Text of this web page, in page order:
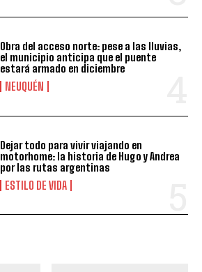
Obra del acceso norte: pese a las lluvias,
el municipio anticipa que el puente
estará armado en diciembre
NEUQUÉN
Dejar todo para vivir viajando en
motorhome: la historia de Hugo y Andrea
por las rutas argentinas
ESTILO DE VIDA